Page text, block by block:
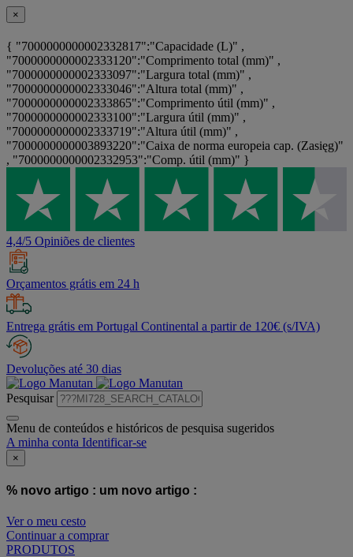
×
{ "7000000000002332817":"Capacidade (L)" ,
"7000000000002333120":"Comprimento total (mm)" ,
"7000000000002333097":"Largura total (mm)" ,
"7000000000002333046":"Altura total (mm)" ,
"7000000000002333865":"Comprimento útil (mm)" ,
"7000000000002333100":"Largura útil (mm)" ,
"7000000000002333719":"Altura útil (mm)" ,
"7000000000003893220":"Caixa de norma europeia cap. (Zasięg)"
, "7000000000002332953":"Comp. útil (mm)" }
4,4/5 Opiniões de clientes
Orçamentos grátis em 24 h
Entrega grátis em Portugal Continental a partir de 120€ (s/IVA)
Devoluções até 30 dias
Pesquisar
Menu de conteúdos e históricos de pesquisa sugeridos
A minha conta Identificar-se
×
% novo artigo : um novo artigo :
Ver o meu cesto
Continuar a comprar
PRODUTOS